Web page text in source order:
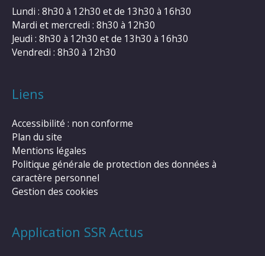
Lundi : 8h30 à 12h30 et de 13h30 à 16h30
Mardi et mercredi : 8h30 à 12h30
Jeudi : 8h30 à 12h30 et de 13h30 à 16h30
Vendredi : 8h30 à 12h30
Liens
Accessibilité : non conforme
Plan du site
Mentions légales
Politique générale de protection des données à
caractère personnel
Gestion des cookies
Application SSR Actus